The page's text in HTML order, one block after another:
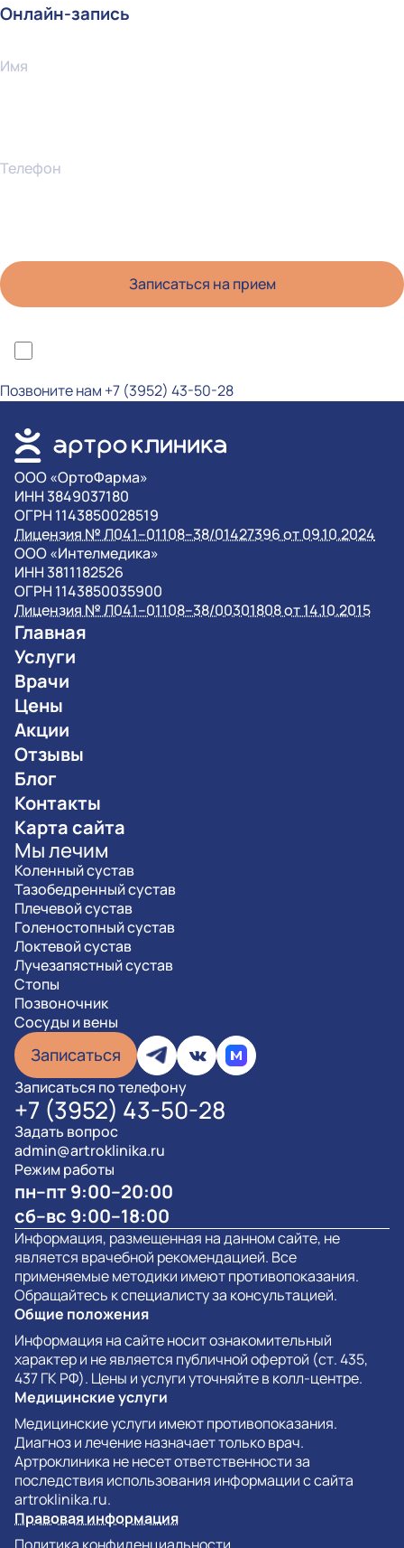
Онлайн-запись
Имя
Телефон
Позвоните нам +7 (3952) 43-50-28
OOO «ОртоФарма»
ИНН 3849037180
ОГРН 1143850028519
Лицензия № Л041–01108–38/01427396 от 09.10.2024
OOO «Интелмедика»
ИНН 3811182526
ОГРН 1143850035900
Лицензия № Л041–01108–38/00301808 от 14.10.2015
Главная
Услуги
Врачи
Цены
Акции
Отзывы
Блог
Контакты
Карта сайта
Мы лечим
Коленный сустав
Тазобедренный сустав
Плечевой сустав
Голеностопный сустав
Локтевой сустав
Лучезапястный сустав
Стопы
Позвоночник
Сосуды и вены
Записаться
Записаться по телефону
+7 (3952) 43-50-28
Задать вопрос
admin@artroklinika.ru
Режим работы
пн–пт 9:00–20:00
сб–вс 9:00–18:00
Информация, размещенная на данном сайте, не
является врачебной рекомендацией. Все
применяемые методики имеют противопоказания.
Обращайтесь к специалисту за консультацией.
Общие положения
Информация на сайте носит ознакомительный
характер и не является публичной офертой (ст. 435,
437 ГК РФ). Цены и услуги уточняйте в колл-центре.
Медицинские услуги
Медицинские услуги имеют противопоказания.
Диагноз и лечение назначает только врач.
Артроклиника не несет ответственности за
последствия использования информации с сайта
artroklinika.ru.
Правовая информация